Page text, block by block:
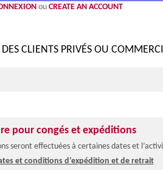
ou CREATE AN ACCOUNT
CLIENTS PRIVÉS OU
pour congés et expéditions
seront effectuées à certaines dates et
et conditions d’expédition et de retrait